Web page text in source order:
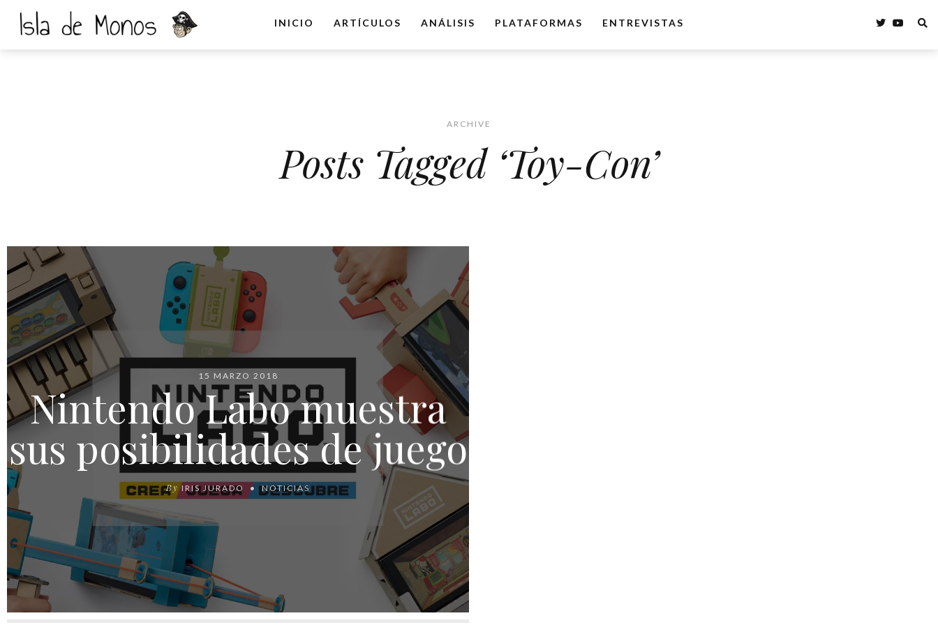
INICIO ARTÍCULOS ANÁLISIS PLATAFORMAS ENTREVISTAS
ARCHIVE
Posts Tagged ‘Toy-Con’
15 MARZO 2018
Nintendo Labo muestra
sus posibilidades de juego
By IRIS JURADO NOTICIAS